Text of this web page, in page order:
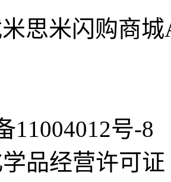
思米闪购商城
11004012号-8
品经营许可证